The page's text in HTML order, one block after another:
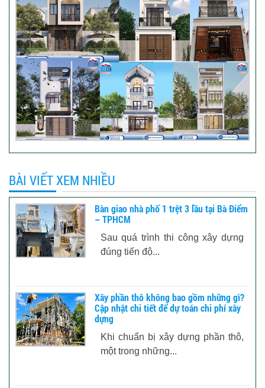
BÀI VIẾT XEM NHIỀU
Bàn giao nhà phố 1 trệt 3 lầu tại Bà Điểm
– TPHCM
Sau quá trình thi công xây dựng
đúng tiến độ...
Xây phần thô không bao gồm những gì?
Cập nhật chi tiết để dự toán chi phí xây
dựng
Khi chuẩn bị xây dựng phần thô,
một trong những...